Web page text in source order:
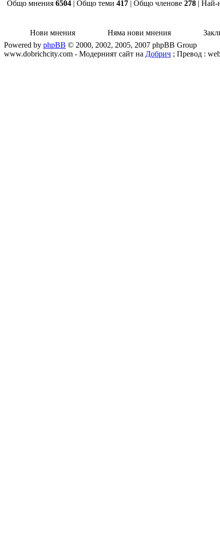
Общо мнения 6504 | Общо теми 417 | Общо членове 278 |
Нови мнения Няма нови мнения
Powered by phpBB © 2000, 2002, 2005, 2007 phpBB Group
www.dobrichcity.com - Модерният сайт на Добрич ; Превод :